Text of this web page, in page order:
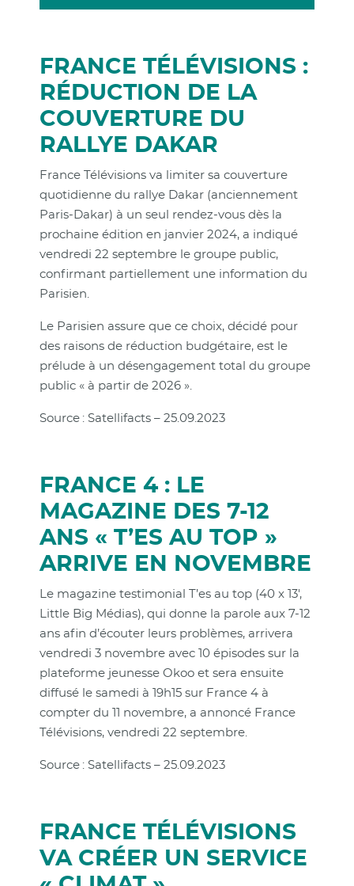
FRANCE TÉLÉVISIONS :
RÉDUCTION DE LA
COUVERTURE DU
RALLYE DAKAR
France Télévisions va limiter sa couverture
quotidienne du rallye Dakar (anciennement
Paris-Dakar) à un seul rendez-vous dès la
prochaine édition en janvier 2024, a indiqué
vendredi 22 septembre le groupe public,
confirmant partiellement une information du
Parisien.
Le Parisien assure que ce choix, décidé pour
des raisons de réduction budgétaire, est le
prélude à un désengagement total du groupe
public « à partir de 2026 ».
Source : Satellifacts – 25.09.2023
FRANCE 4 : LE
MAGAZINE DES 7-12
ANS « T’ES AU TOP »
ARRIVE EN NOVEMBRE
Le magazine testimonial T’es au top (40 x 13',
Little Big Médias), qui donne la parole aux 7-12
ans afin d’écouter leurs problèmes, arrivera
vendredi 3 novembre avec 10 épisodes sur la
plateforme jeunesse Okoo et sera ensuite
diffusé le samedi à 19h15 sur France 4 à
compter du 11 novembre, a annoncé France
Télévisions, vendredi 22 septembre.
Source : Satellifacts – 25.09.2023
FRANCE TÉLÉVISIONS
VA CRÉER UN SERVICE